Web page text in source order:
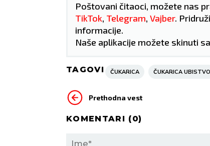
Poštovani čitaoci, možete nas
TikTok, Telegram, Vajber.
informacije.
Naše aplikacije možete skinuti sa
TAGOVI ČUKARICA ČUKARICA UBISTVO
Prethodna vest
KOMENTARI (0)
BLIZANCI
POSAO: